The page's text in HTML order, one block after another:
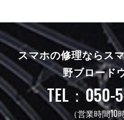
スマホの修理ならス
野ブロード
TEL：050-
（営業時間10